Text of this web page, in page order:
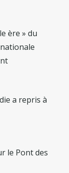
ère » du
a repris à
le Pont des